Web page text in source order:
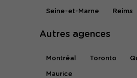
Seine-et-Marne Reims
Autres agences
Montréal Toronto
Maurice